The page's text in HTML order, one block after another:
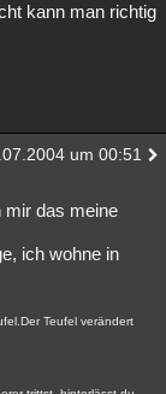
kann man richtig
um 00:51
mir das meine
ich wohne in
Teufel verändert